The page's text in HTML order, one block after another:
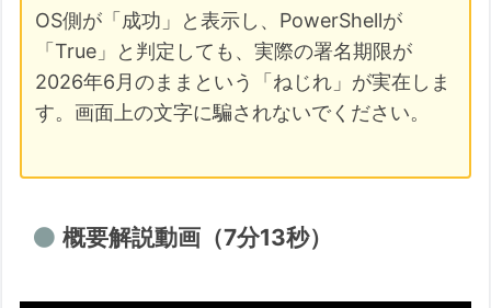
OS側が「成功」と表示し、PowerShellが
「True」と判定しても、実際の署名期限が
2026年6月のままという「ねじれ」が実在しま
す。画面上の文字に騙されないでください。
概要解説動画（7分13秒）